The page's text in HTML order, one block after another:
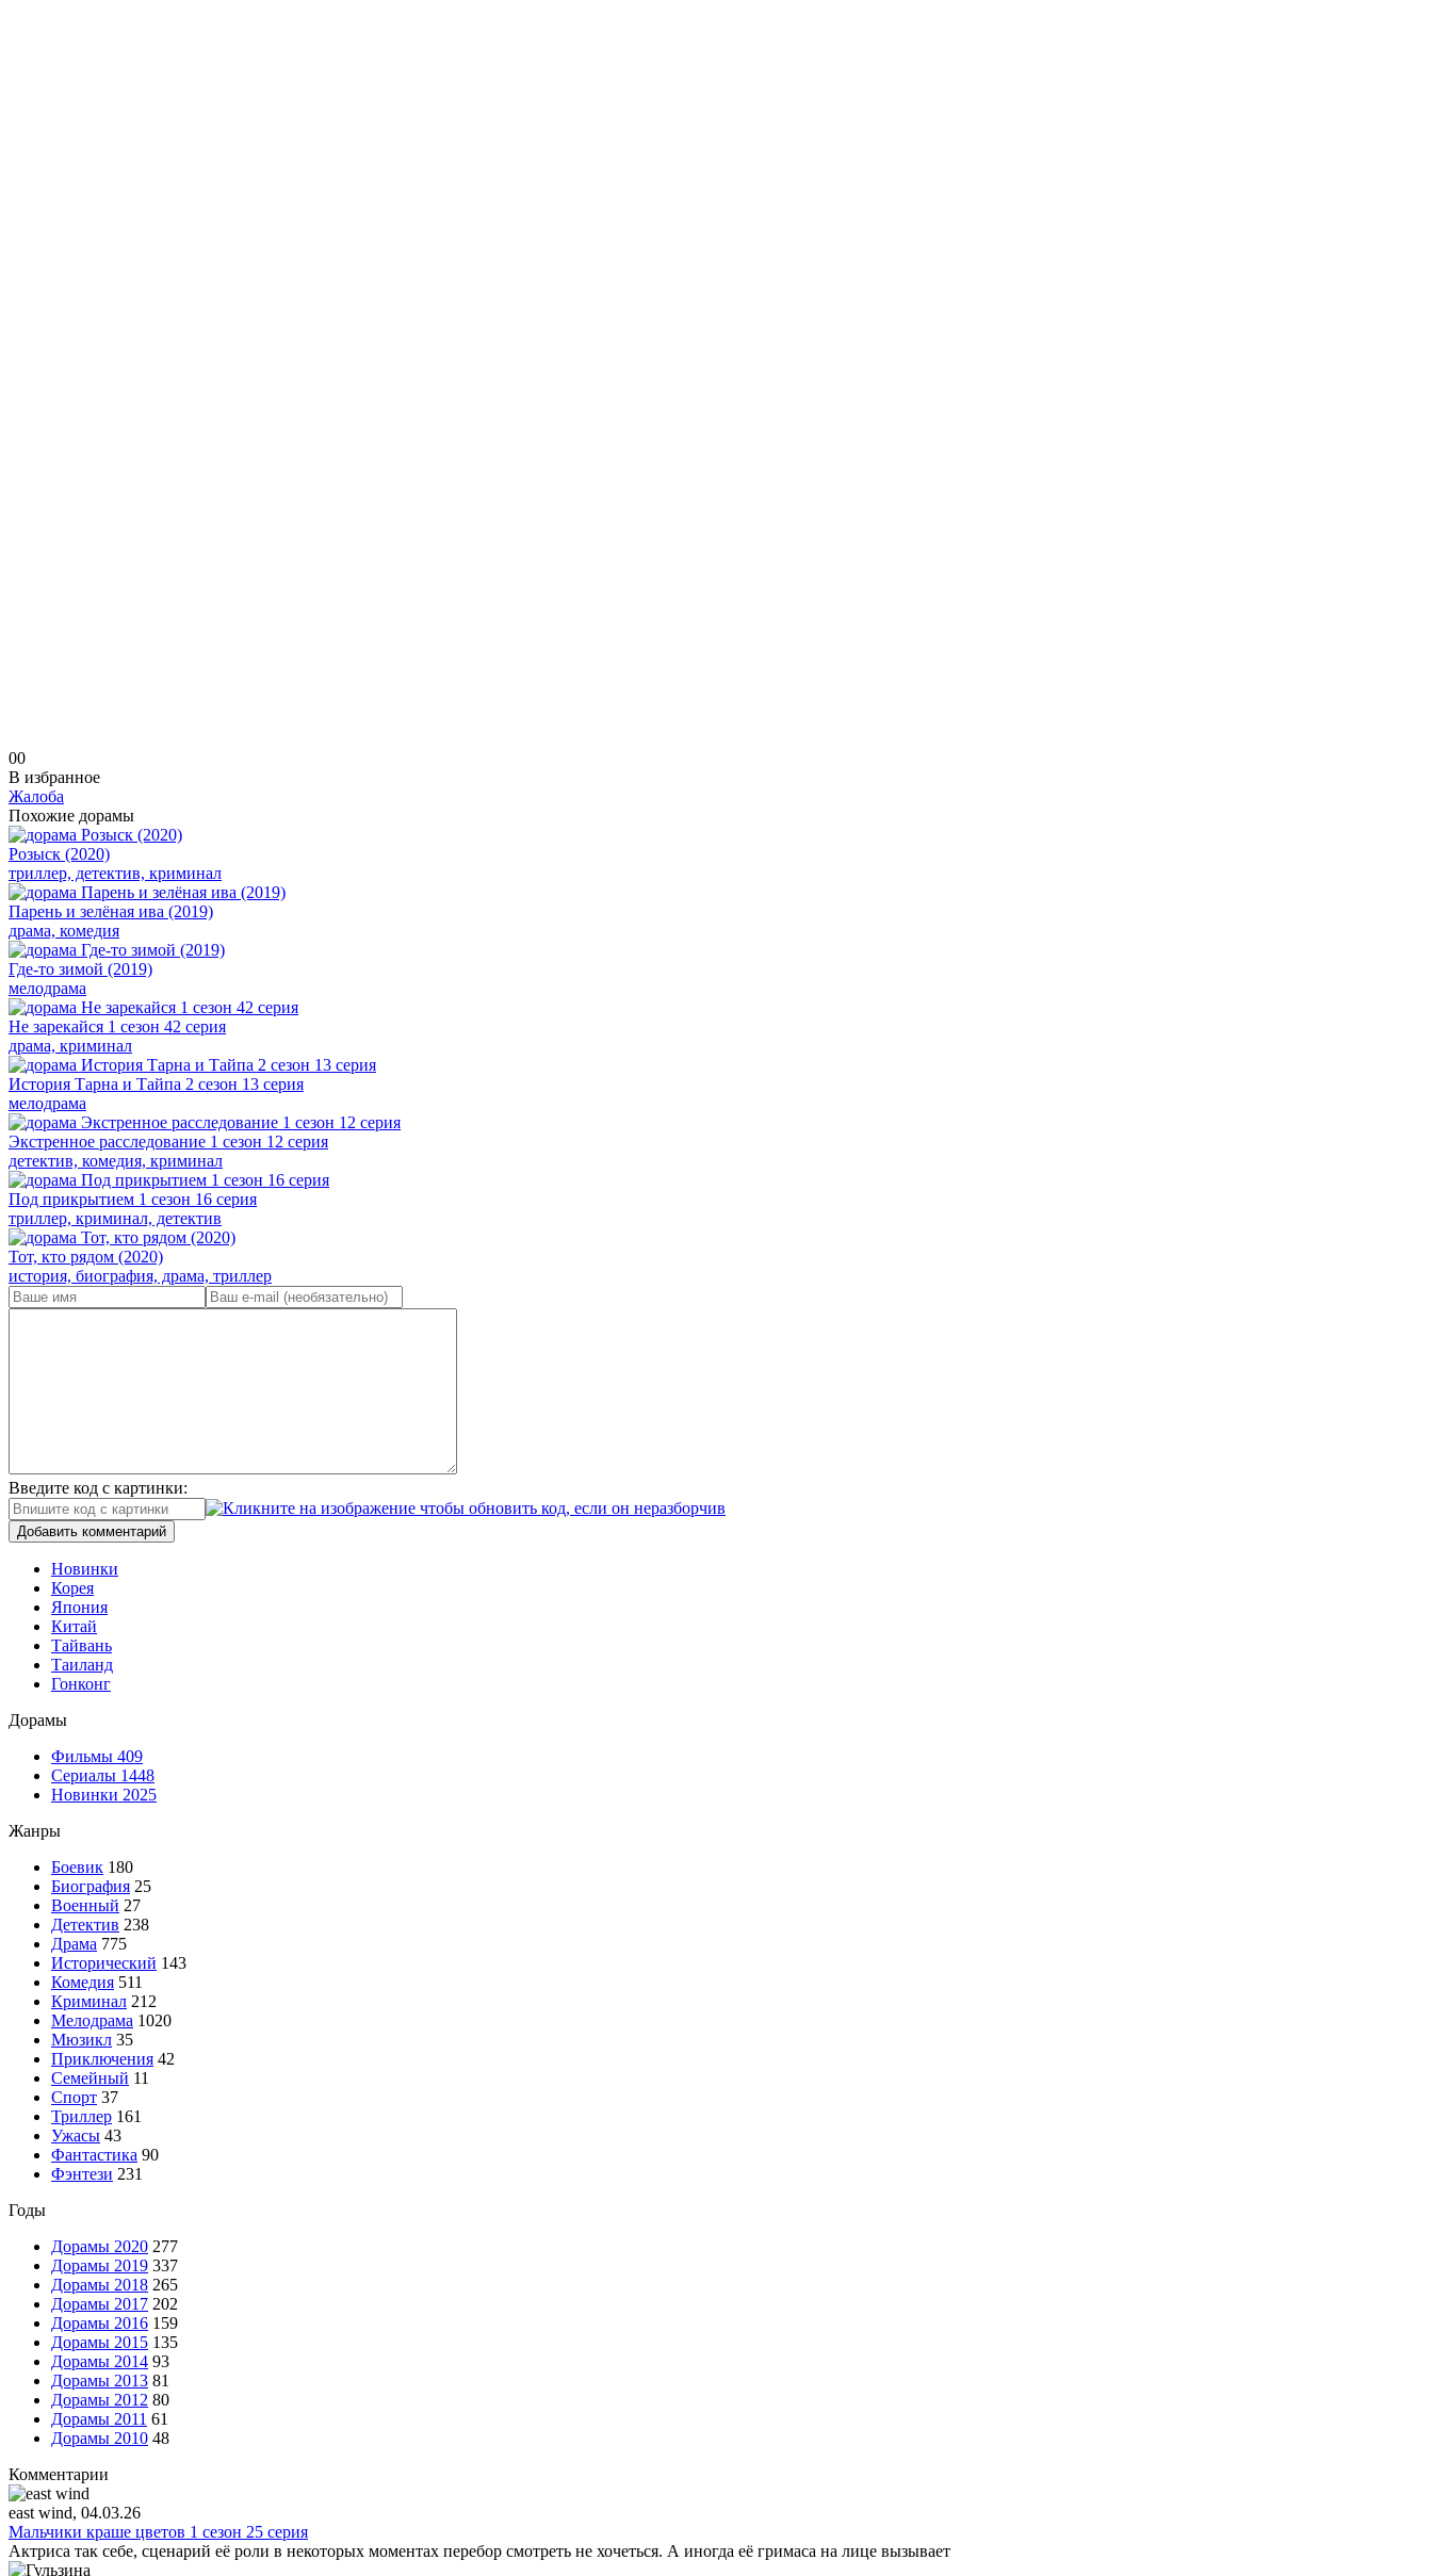
00
В избранное
Жалоба
Похожие дорамы
Розыск (2020)
триллер, детектив, криминал
Парень и зелёная ива (2019)
драма, комедия
Где-то зимой (2019)
мелодрама
Не зарекайся 1 сезон 42 серия
драма, криминал
История Тарна и Тайпа 2 сезон 13 серия
мелодрама
Экстренное расследование 1 сезон 12 серия
детектив, комедия, криминал
Под прикрытием 1 сезон 16 серия
триллер, криминал, детектив
Тот, кто рядом (2020)
история, биография, драма, триллер
Введите код с картинки:
Добавить комментарий
Новинки
Корея
Япония
Китай
Тайвань
Таиланд
Гонконг
Дорамы
Фильмы 409
Сериалы 1448
Новинки 2025
Жанры
Боевик 180
Биография 25
Военный 27
Детектив 238
Драма 775
Исторический 143
Комедия 511
Криминал 212
Мелодрама 1020
Мюзикл 35
Приключения 42
Семейный 11
Спорт 37
Триллер 161
Ужасы 43
Фантастика 90
Фэнтези 231
Годы
Дорамы 2020 277
Дорамы 2019 337
Дорамы 2018 265
Дорамы 2017 202
Дорамы 2016 159
Дорамы 2015 135
Дорамы 2014 93
Дорамы 2013 81
Дорамы 2012 80
Дорамы 2011 61
Дорамы 2010 48
Комментарии
east wind, 04.03.26
Мальчики краше цветов 1 сезон 25 серия
Актриса так себе, сценарий её роли в некоторых моментах перебор смотреть не хочеться. А иногда её гримаса на лице вызывает